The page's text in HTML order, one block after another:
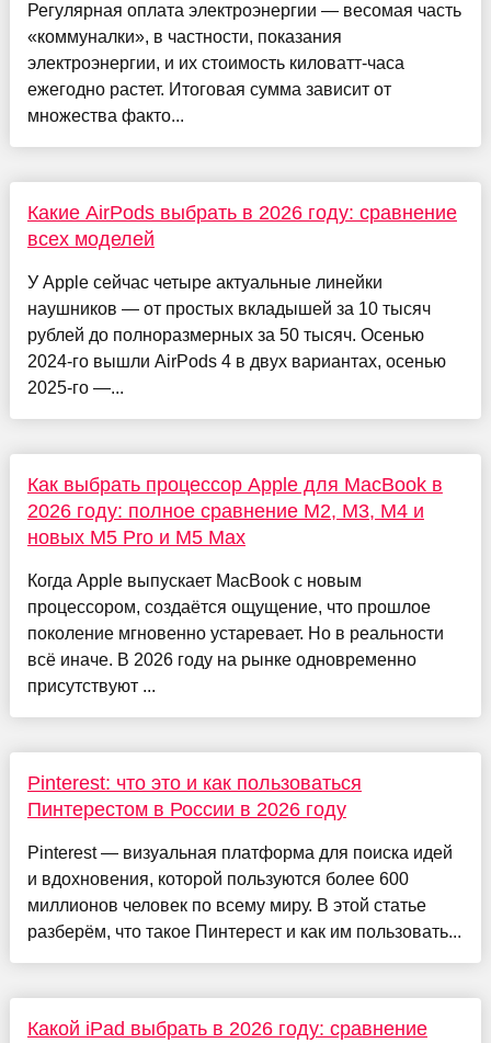
Регулярная оплата электроэнергии — весомая часть
«коммуналки», в частности, показания
электроэнергии, и их стоимость киловатт-часа
ежегодно растет. Итоговая сумма зависит от
множества факто...
Какие AirPods выбрать в 2026 году: сравнение
всех моделей
У Apple сейчас четыре актуальные линейки
наушников — от простых вкладышей за 10 тысяч
рублей до полноразмерных за 50 тысяч. Осенью
2024-го вышли AirPods 4 в двух вариантах, осенью
2025-го —...
Как выбрать процессор Apple для MacBook в
2026 году: полное сравнение M2, M3, M4 и
новых M5 Pro и M5 Max
Когда Apple выпускает MacBook с новым
процессором, создаётся ощущение, что прошлое
поколение мгновенно устаревает. Но в реальности
всё иначе. В 2026 году на рынке одновременно
присутствуют ...
Pinterest: что это и как пользоваться
Пинтерестом в России в 2026 году
Pinterest — визуальная платформа для поиска идей
и вдохновения, которой пользуются более 600
миллионов человек по всему миру. В этой статье
разберём, что такое Пинтерест и как им пользовать...
Какой iPad выбрать в 2026 году: сравнение